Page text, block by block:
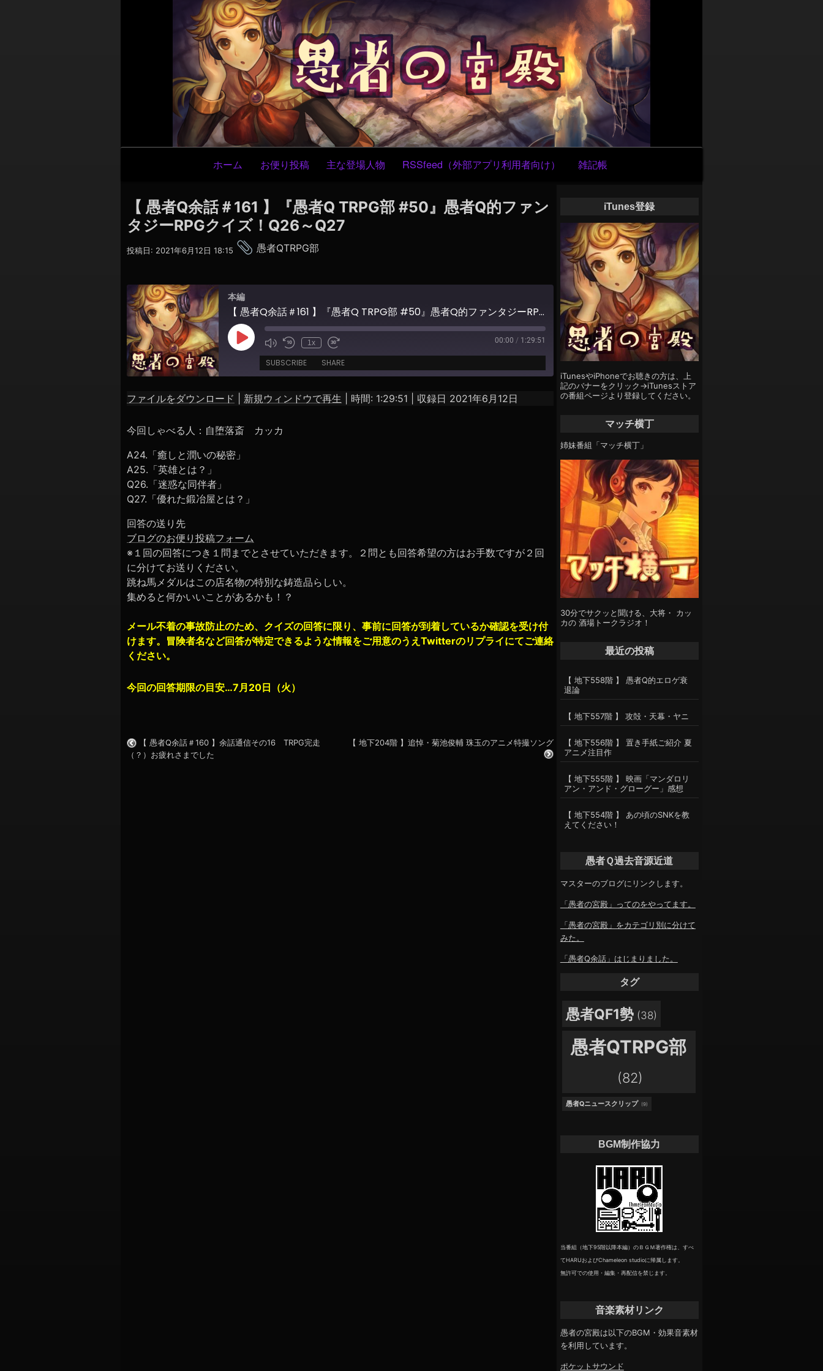
ン
テ
ン
ツ
へ
ス
キ
ッ
プ
ビ
ゲ
シ
ョ
ン
ホーム お便り投稿 主な登場人物 RSSfeed（外部アプリ利用者向け） 雑記帳
【 愚者Q余話＃161 】『愚者Q TRPG部 #50』愚者Q的ファン
タジーRPGクイズ！Q26～Q27
投稿日: 2021年6月12日 18:15
タ
愚者QTRPG部
本編
【 愚者Q余話＃161 】『愚者Q TRPG部 #50』愚者Q的ファンタジーRPGクイズ！Q26～Q27
Play
Episode
1x 00:00 / 1:29:51
SUBSCRIBE SHARE
SHARE
LINK
EMBED
ファイルをダウンロード 新規ウィンドウで再生 時間: 1:29:51 収録日 2021年6月12日
今回しゃべる人：自堕落斎 カッカ
A24.「癒しと潤いの秘密」
A25.「英雄とは？」
Q26.「迷惑な同伴者」
Q27.「優れた鍛冶屋とは？」
回答の送り先
ブログのお便り投稿フォーム
※１回の回答につき１問までとさせていただきます。２問とも回答希望の方はお手数ですが２回
に分けてお送りください。
跳ね馬メダルはこの店名物の特別な鋳造品らしい。
集めると何かいいことがあるかも！？
メール不着の事故防止のため、クイズの回答に限り、事前に回答が到着しているか確認を受け付
けます。 冒険者名など回答が特定できるような情報をご用意のうえ Twitterのリプライにてご連絡
ください。
今回の回答期限の目安…7月20日（火）
【 愚者Q余話＃160 】余話通信その16 TRPG完走
（？）お疲れさまでした
【 地下204階 】追悼・菊池俊輔 珠玉のアニメ特撮ソング
iTunes登録
iTunesやiPhoneでお聴きの方は、上
記のバナーをクリック→iTunesストア
の番組ページより登録してください。
マッチ横丁
姉妹番組「マッチ横丁」
30分でサクッと聞ける、大将・ カッ
カの 酒場トークラジオ！
最近の投稿
【 地下558階 】 愚者Q的エロゲ衰
退論
【 地下557階 】 攻殻・天幕・ヤニ
【 地下556階 】 置き手紙ご紹介 夏
アニメ注目作
【 地下555階 】 映画「マンダロリ
アン・アンド・グローグー」感想
【 地下554階 】 あの頃のSNKを教
えてください！
愚者Ｑ過去音源近道
マスターのブログにリンクします。
「愚者の宮殿」ってのをやってます。
「愚者の宮殿」をカテゴリ別に分けて
みた。
「愚者Q余話」はじまりました。
タグ
愚者QF1勢 (38)
愚者QTRPG部
(82)
愚者Qニュースクリップ (9)
BGM制作協力
当番組（地下95階以降本編）のＢＧＭ著作権は、すべ
てHARUおよびChameleon studioに帰属します。
無許可での使用・編集・再配信を禁じます。
音楽素材リンク
愚者の宮殿は以下のBGM・効果音素材
を利用しています。
ポケットサウンド